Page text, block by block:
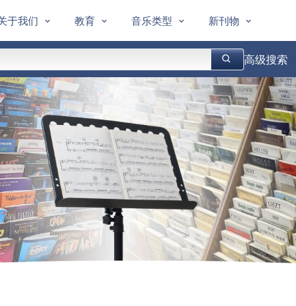
于我们 教育 音乐类型 新刊物
高级搜索